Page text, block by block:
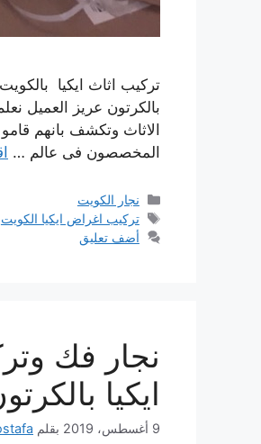
تركيب اثاث ايكيا
بالكرتون عريز العميل
الاثاث وتكشف بانهم
المخصصون فى عالم …
التصنيفات
نجار الكويت
الوسوم
تركيب اغراض ايكيا الكويت
أضف تعليق
نجار فك
ايكيا
9 أغسطس، 2019 بقلم